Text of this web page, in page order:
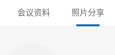
会议资料 照片分享